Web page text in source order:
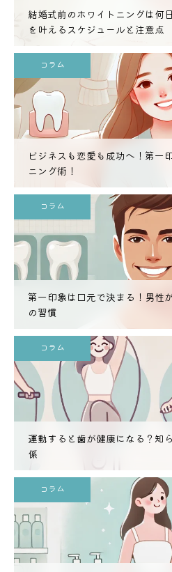
結婚式前のホワイトニングは何
を叶えるスケジュールと注意点
コラム
ビジネスも恋愛も成功へ！第一
ニング術！
コラム
第一印象は口元で決まる！男性
の習慣
コラム
運動すると歯が健康になる？知
係
コラム